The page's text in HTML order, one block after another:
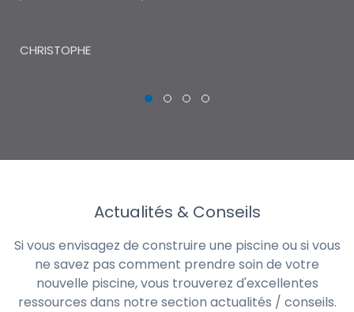
CHRISTOPHE
Actualités & Conseils
Si vous envisagez de construire une piscine ou si vous
ne savez pas comment prendre soin de votre
nouvelle piscine, vous trouverez d'excellentes
ressources dans notre section actualités / conseils.